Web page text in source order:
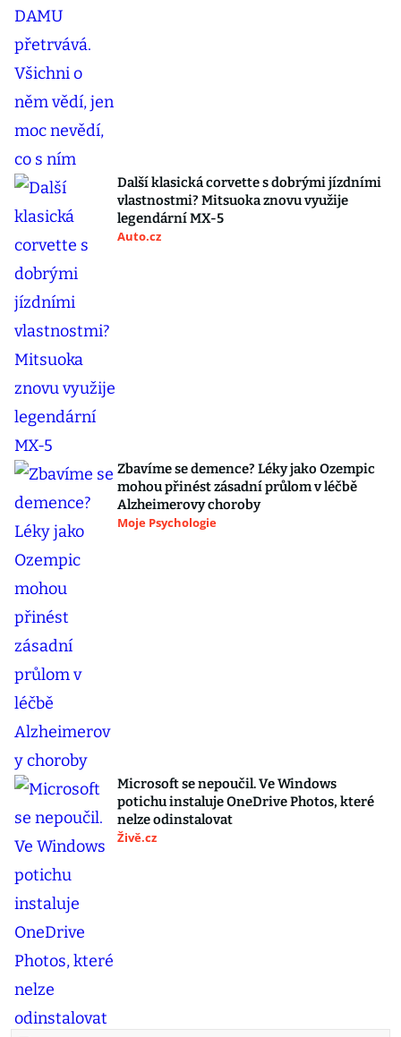
Další klasická corvette s dobrými jízdními
vlastnostmi? Mitsuoka znovu využije
legendární MX-5
Auto.cz
Zbavíme se demence? Léky jako Ozempic
mohou přinést zásadní průlom v léčbě
Alzheimerovy choroby
Moje Psychologie
Microsoft se nepoučil. Ve Windows
potichu instaluje OneDrive Photos, které
nelze odinstalovat
Živě.cz